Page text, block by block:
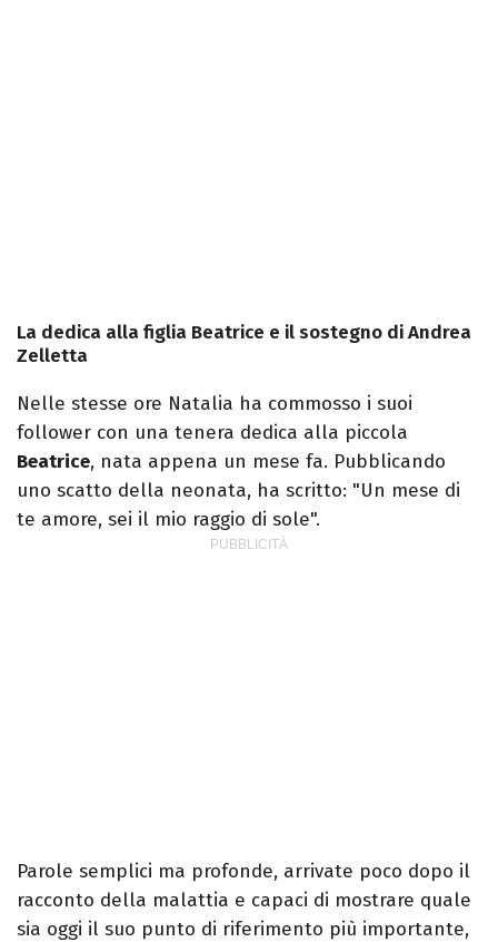
La dedica alla figlia Beatrice e il sostegno di Andrea
Zelletta
Nelle stesse ore Natalia ha commosso i suoi
follower con una tenera dedica alla piccola
Beatrice, nata appena un mese fa. Pubblicando
uno scatto della neonata, ha scritto: "Un mese di
te amore, sei il mio raggio di sole".
Parole semplici ma profonde, arrivate poco dopo il
racconto della malattia e capaci di mostrare quale
sia oggi il suo punto di riferimento più importante,